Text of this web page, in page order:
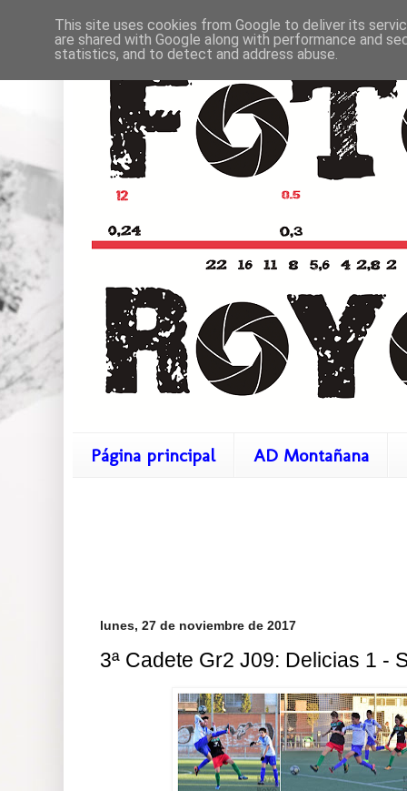
Página principal AD Montañana
lunes, 27 de noviembre de 2017
3ª Cadete Gr2 J09: Delicias 1 -
This site uses cookies from Google to deliver its
are shared with Google along with performance and
statistics, and to detect and address abuse.